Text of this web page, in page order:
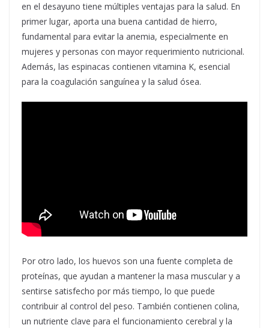
en el desayuno tiene múltiples ventajas para la salud. En
primer lugar, aporta una buena cantidad de hierro,
fundamental para evitar la anemia, especialmente en
mujeres y personas con mayor requerimiento nutricional.
Además, las espinacas contienen vitamina K, esencial
para la coagulación sanguínea y la salud ósea.
Por otro lado, los huevos son una fuente completa de
proteínas, que ayudan a mantener la masa muscular y a
sentirse satisfecho por más tiempo, lo que puede
contribuir al control del peso. También contienen colina,
un nutriente clave para el funcionamiento cerebral y la